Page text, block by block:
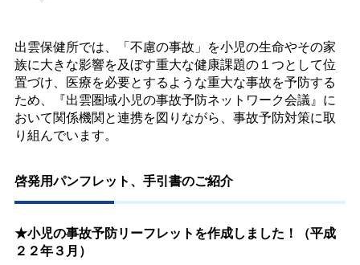
出雲保健所では、「不慮の事故」を小児の生命やその家
族に大きな影響を及ぼす重大な健康課題の１つとして位
置づけ、医療を必要とするような重大な事故を予防する
ため、『出雲圏域小児の事故予防ネットワーク会議』に
おいて関係機関と連携を図りながら、事故予防対策に取
り組んでいます。
啓発用パンフレット、手引書のご紹介
★小児の事故予防リーフレットを作成しました！（平成
２２年３月）